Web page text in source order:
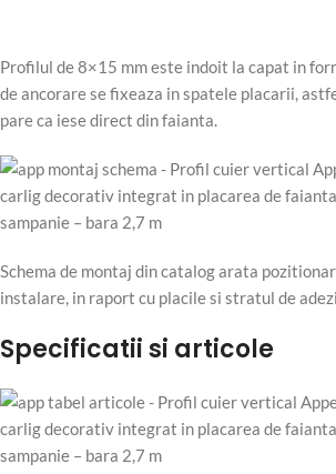
Profilul de 8×15 mm este indoit la capat in
de ancorare se fixeaza in spatele placarii,
pare ca iese direct din faianta.
Schema de montaj din catalog arata
instalare, in raport cu placile si stratul de
Specificatii si articole